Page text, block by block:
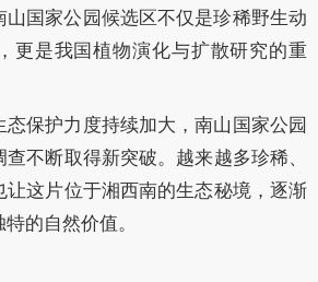
山国家公园候选区不仅是珍稀野生动
更是我国植物演化与扩散研究的重
态保护力度持续加大，南山国家公园
不断取得新突破。越来越多珍稀、
让这片位于湘西南的生态秘境，逐渐
的自然价值。